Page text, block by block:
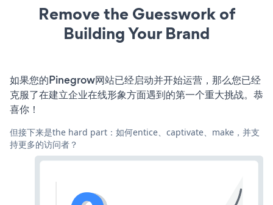
Remove the Guesswork of
Building Your Brand
如果您的Pinegrow网站已经启动并开始运营，那么您已经
克服了在建立企业在线形象方面遇到的第一个重大挑战。恭
喜你！
但接下来是the hard part：如何entice、captivate、make，并支
持更多的访问者？